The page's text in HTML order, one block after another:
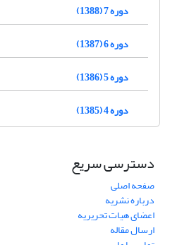
دوره 7 (1388)
دوره 6 (1387)
دوره 5 (1386)
دوره 4 (1385)
دسترسی سریع
صفحه اصلی
درباره نشریه
اعضای هیات تحریریه
ارسال مقاله